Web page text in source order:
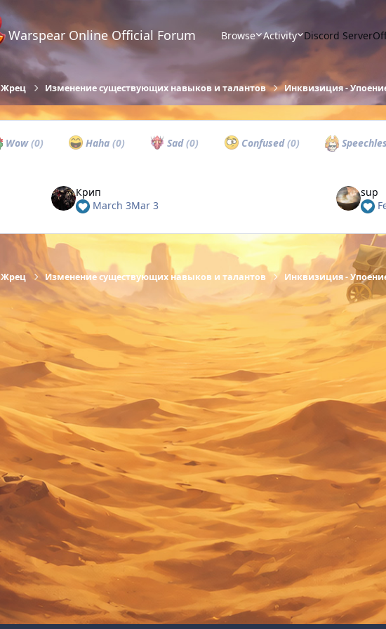
Warspear Online Official Forum Browse Activity Discord Server
Жрец Изменение существующих навыков и талантов Инквизиция -
Wow(0) Haha (0) Sad(0) Confused(0)
Крип
March 3Mar 3
sup
Жрец Изменение существующих навыков и талантов Инквизиция -